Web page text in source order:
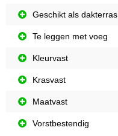
Geschikt als dakterras
Te leggen met voeg
Kleurvast
Krasvast
Maatvast
Vorstbestendig